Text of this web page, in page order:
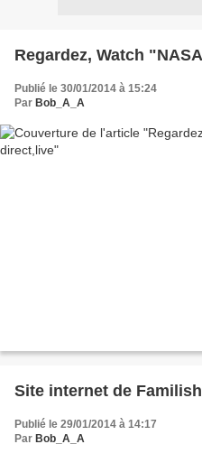
Regardez, Watch
Publié le 30/01/2014 à 15:24
Par Bob_A_A
Site internet de
Publié le 29/01/2014 à 14:17
Par Bob_A_A